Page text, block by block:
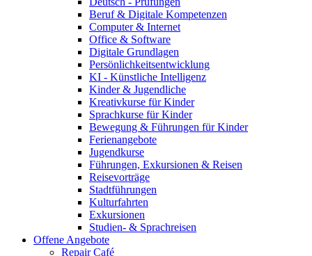
Beruf & Digitale Kompetenzen
Computer & Internet
Office & Software
Digitale Grundlagen
Persönlichkeitsentwicklung
KI - Künstliche Intelligenz
Kinder & Jugendliche
Kreativkurse für Kinder
Sprachkurse für Kinder
Bewegung & Führungen für Kinder
Ferienangebote
Jugendkurse
Führungen, Exkursionen & Reisen
Reisevorträge
Stadtführungen
Kulturfahrten
Exkursionen
Studien- & Sprachreisen
Offene Angebote
Repair Café